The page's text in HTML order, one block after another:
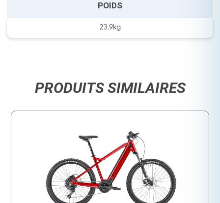
POIDS
23.9kg
PRODUITS SIMILAIRES